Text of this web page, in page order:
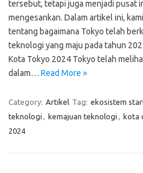
tersebut, tetapi juga menjadi pusat
mengesankan. Dalam artikel ini,
tentang bagaimana Tokyo telah
teknologi yang maju pada tahun
Kota Tokyo 2024 Tokyo telah
dalam… Read More »
Category: Artikel Tag: ekosistem
teknologi , kemajuan teknologi , kota
2024